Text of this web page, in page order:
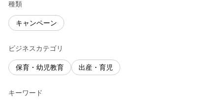
種類
キャンペーン
ビジネスカテゴリ
保育・幼児教育 出産・育児
キーワード